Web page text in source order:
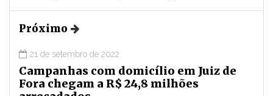
Próximo
21 de setembro de 2022
Campanhas com domicílio em Juiz de
Fora chegam a R$ 24,8 milhões